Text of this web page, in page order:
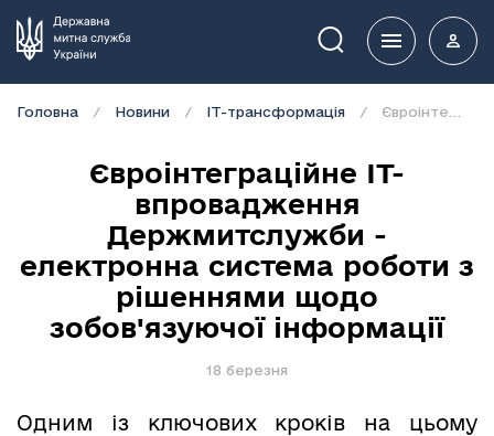
Пошук
Головна Новини IT-трансформація
Євроінтеграційне ІТ-
впровадження
Держмитслужби -
електронна система роботи з
рішеннями щодо
зобов'язуючої інформації
18 березня
Одним із ключових кроків на цьому